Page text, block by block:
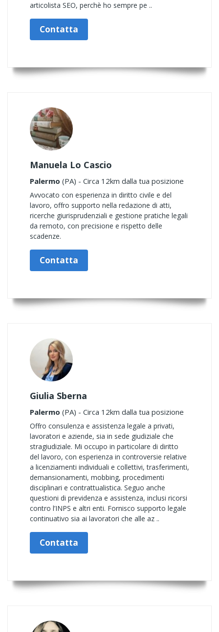
articolista SEO, perchè ho sempre pe ..
Contatta
Manuela Lo Cascio
Palermo (PA) - Circa 12km dalla tua posizione
Avvocato con esperienza in diritto civile e del
lavoro, offro supporto nella redazione di atti,
ricerche giurisprudenziali e gestione pratiche legali
da remoto, con precisione e rispetto delle
scadenze.
Contatta
Giulia Sberna
Palermo (PA) - Circa 12km dalla tua posizione
Offro consulenza e assistenza legale a privati,
lavoratori e aziende, sia in sede giudiziale che
stragiudiziale. Mi occupo in particolare di diritto
del lavoro, con esperienza in controversie relative
a licenziamenti individuali e collettivi, trasferimenti,
demansionamenti, mobbing, procedimenti
disciplinari e contrattualistica. Seguo anche
questioni di previdenza e assistenza, inclusi ricorsi
contro l’INPS e altri enti. Fornisco supporto legale
continuativo sia ai lavoratori che alle az ..
Contatta